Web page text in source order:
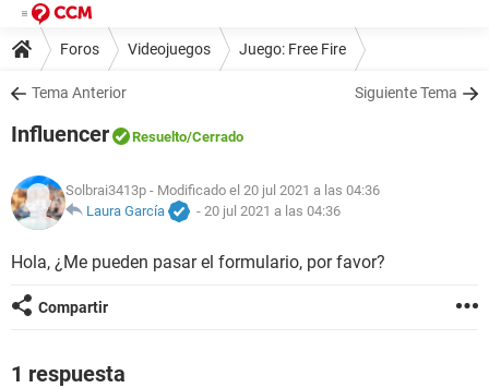
Foros Videojuegos Juego: Free Fire
Tema Anterior Siguiente Tema
Influencer Resuelto/Cerrado
Solbrai3413p - Modificado el 20 jul 2021 a las 04:36
Laura García
- 20 jul 2021 a las 04:36
Hola, ¿Me pueden pasar el formulario, por favor?
Compartir
1 respuesta